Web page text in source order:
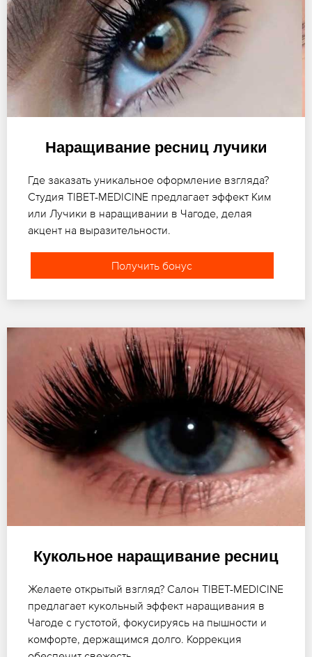
Наращивание ресниц лучики
Где заказать уникальное оформление взгляда?
Студия TIBET-MEDICINE предлагает эффект Ким
или Лучики в наращивании в Чагоде, делая
акцент на выразительности.
Получить бонус
Кукольное наращивание ресниц
Желаете открытый взгляд? Салон TIBET-MEDICINE
предлагает кукольный эффект наращивания в
Чагоде с густотой, фокусируясь на пышности и
комфорте, держащимся долго. Коррекция